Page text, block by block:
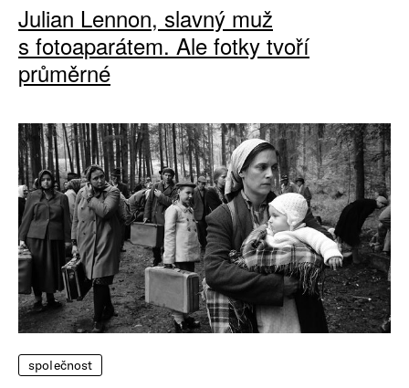
Julian Lennon, slavný muž
s fotoaparátem. Ale fotky tvoří
průměrné
společnost